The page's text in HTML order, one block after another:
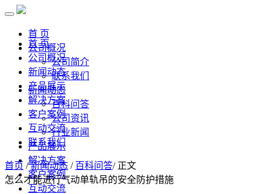
首 页
公司概况
公司简介
联系我们
新闻动态
百科问答
公司资讯
行业新闻
产品展示
解决方案
客户案例
互动交流
首 页
公司概况
新闻动态
产品展示
解决方案
客户案例
互动交流
联系我们
首页 /新闻动态 / 百科问答/ 正文
怎么才能进行气动单轨吊的安全防护措施